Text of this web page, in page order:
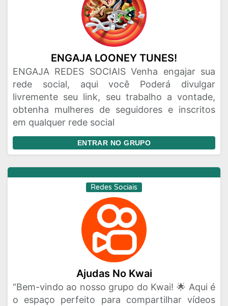
ENGAJA LOONEY TUNES!
ENGAJA REDES SOCIAIS Venha engajar sua
rede social, aqui você Poderá divulgar
livremente seu link, seu trabalho a vontade,
obtenha mulheres de seguidores e inscritos
em qualquer rede social
ENTRAR NO GRUPO
Redes Sociais
Ajudas No Kwai
“Bem-vindo ao nosso grupo do Kwai! 🌟 Aqui é
o espaço perfeito para compartilhar vídeos